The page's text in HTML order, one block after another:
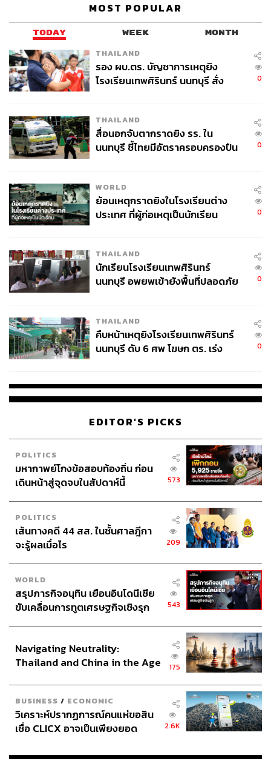
MOST POPULAR
TODAY WEEK MONTH
THAILAND
รอง ผบ.ตร. บัญชาการเหตุยิง
โรงเรียนเทพศิรินทร์ นนทบุรี สั่ง
0
THAILAND
สื่อนอกจับตากราดยิง รร. ใน
นนทบุรี ชี้ไทยมีอัตราครอบครองปืน
0
WORLD
ย้อนเหตุกราดยิงในโรงเรียนต่าง
ประเทศ ที่ผู้ก่อเหตุเป็นนักเรียน
0
THAILAND
นักเรียนโรงเรียนเทพศิรินทร์
นนทบุรี อพยพเข้ายังพื้นที่ปลอดภัย
0
THAILAND
คืบหน้าเหตุยิงโรงเรียนเทพศิรินทร์
นนทบุรี ดับ 6 ศพ โฆษก ตร. เร่ง
0
EDITOR'S PICKS
POLITICS
มหากาพย์โกงข้อสอบท้องถิ่น ก่อน
เดินหน้าสู่จุดจบในสัปดาห์นี้
573
POLITICS
เส้นทางคดี 44 สส. ในชั้นศาลฎีกา
จะรู้ผลเมื่อไร
209
WORLD
สรุปภารกิจอนุทิน เยือนอินโดนีเซีย
ขับเคลื่อนการทูตเศรษฐกิจเชิงรุก
543
Navigating Neutrality:
Thailand and China in the Age
175
BUSINESS / ECONOMIC
วิเคราะห์ปรากฏการณ์คนแห่ขอสิน
เชื่อ CLICX อาจเป็นเพียงยอด
เรือนไทยที่ถูกซุกไว้
2.6K